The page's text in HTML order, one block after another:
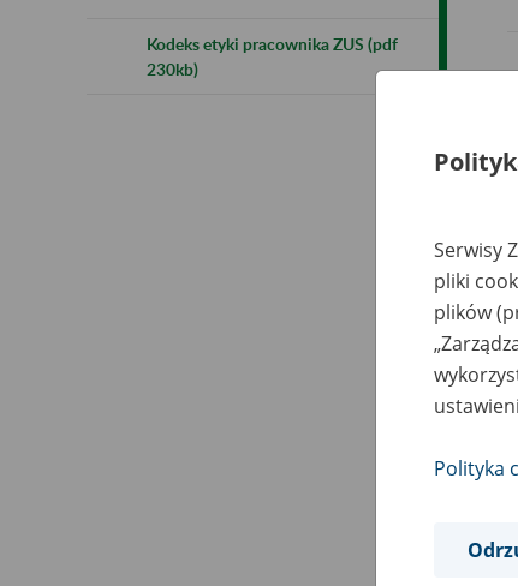
Kodeks etyki pracownika ZUS (pdf
230kb)
Serwisy
pliki
plików
Polityka